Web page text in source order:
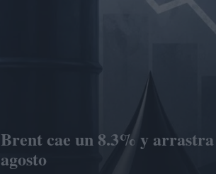
Brent cae un 8.3% y
agosto